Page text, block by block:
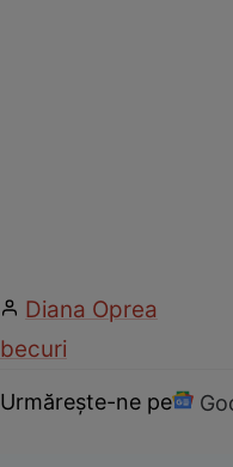
Diana Oprea
becuri
Urmărește-ne pe